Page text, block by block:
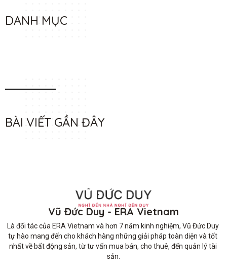
DANH MỤC
BÀI VIẾT GẦN ĐÂY
Vũ Đức Duy - ERA Vietnam
Là đối tác của ERA Vietnam và hơn 7 năm kinh nghiệm, Vũ Đức Duy
tự hào mang đến cho khách hàng những giải pháp toàn diện và tốt
nhất về bất động sản, từ tư vấn mua bán, cho thuê, đến quản lý tài
sản.